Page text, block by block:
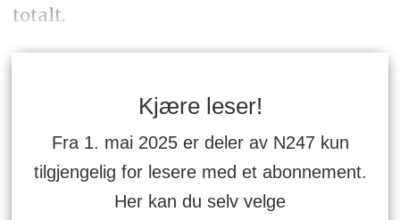
totalt.
Kjære leser!
Fra 1. mai 2025 er deler av N247 kun
tilgjengelig for lesere med et abonnement.
Her kan du selv velge